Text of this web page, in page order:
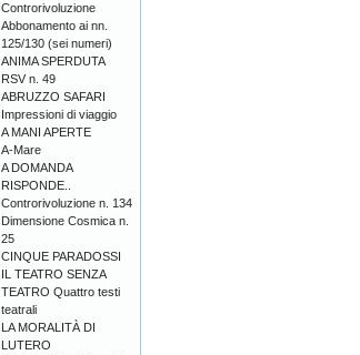
Controrivoluzione
Abbonamento ai nn.
125/130 (sei numeri)
ANIMA SPERDUTA
RSV n. 49
ABRUZZO SAFARI
Impressioni di viaggio
A MANI APERTE
A-Mare
A DOMANDA
RISPONDE..
Controrivoluzione n. 134
Dimensione Cosmica n.
25
CINQUE PARADOSSI
IL TEATRO SENZA
TEATRO Quattro testi
teatrali
LA MORALITÀ DI
LUTERO